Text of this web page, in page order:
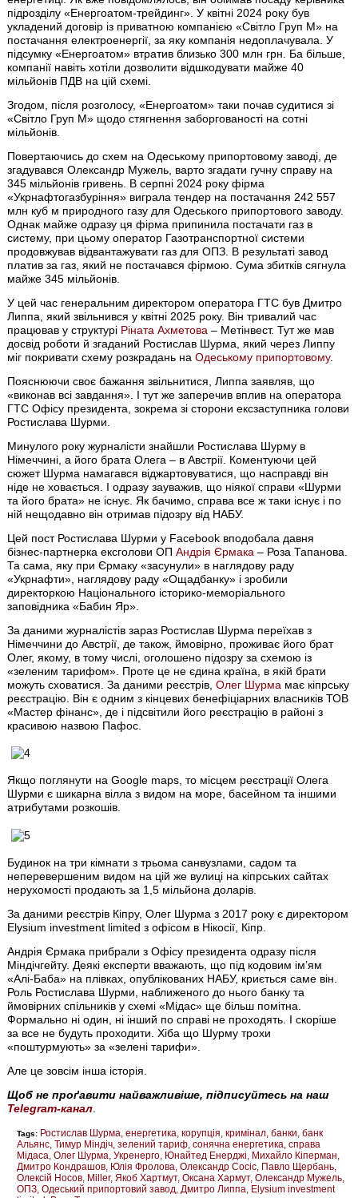
підрозділу «Енергоатом-трейдинг». У квітні 2024 року був
укладений договір із приватною компанією «Світло Груп М» на
постачання електроенергії, за яку компанія недоплачувала. У
підсумку «Енергоатом» втратив близько 300 млн грн. Ба більше,
компанії навіть хотіли дозволити відшкодувати майже 40
мільйонів ПДВ на цій схемі.
Згодом, після розголосу, «Енергоатом» таки почав судитися зі
«Світло Груп М» щодо стягнення заборгованості на сотні
мільйонів.
Повертаючись до схем на Одеському припортовому заводі, де
згадувався Олександр Мужель, варто згадати гучну справу на
345 мільйонів гривень. В серпні 2024 року фірма
«Укрнафтогазбуріння» виграла тендер на постачання 242 557
млн куб м природного газу для Одеського припортового заводу.
Однак майже одразу ця фірма припинила постачати газ в
систему, при цьому оператор Газотранспортної системи
продовжував відвантажувати газ для ОПЗ. В результаті завод
платив за газ, який не постачався фірмою. Сума збитків сягнула
майже 345 мільйонів.
У цей час генеральним директором оператора ГТС був Дмитро
Липпа, який звільнився у квітні 2025 року. Він тривалий час
працював у структурі Ріната Ахметова – Метінвест. Тут же мав
досвід роботи й згаданий Ростислав Шурма, який через Липпу
міг покривати схему розкрадань наОдеському припортовому.
Пояснюючи своє бажання звільнитися, Липпа заявляв, що
«виконав всі завдання». І тут же заперечив вплив на оператора
ГТС Офісу президента, зокрема зі сторони ексзаступника голови
Ростислава Шурми.
Минулого року журналісти знайшли Ростислава Шурму в
Німеччині, а його брата Олега – в Австрії. Коментуючи цей
сюжет Шурма намагався віджартовуватися, що насправді він
ніде не ховається. І одразу зауважив, що ніякої справи «Шурми
та його брата» не існує. Як бачимо, справа все ж таки існує і по
ній нещодавно він отримав підозру від НАБУ.
Цей пост Ростислава Шурми у Facebook вподобала давня
бізнес-партнерка ексголови ОПАндрія Єрмака – Роза Тапанова.
Та сама, яку при Єрмаку «засунули» в наглядову раду
«Укрнафти», наглядову раду «Ощадбанку» і зробили
директоркою Національного історико-меморіального
заповідника «Бабин Яр».
За даними журналістів зараз Ростислав Шурма переїхав з
Німеччини до Австрії, де також, ймовірно, проживає його брат
Олег, якому, в тому числі, оголошено підозру за схемою із
«зеленим тарифом». Проте це не єдина країна, в якій брати
можуть сховатися. За даними реєстрів,Олег Шурма має кіпрську
реєстрацію. Він є одним з кінцевих бенефіціарних власників ТОВ
«Мастер фінанс», де і підсвітили його реєстрацію в районі з
красивою назвою Пафос.
Якщо поглянути на Google maps, то місцем реєстрації Олега
Шурми є шикарна вілла з видом на море, басейном та іншими
атрибутами розкошів.
Будинок на три кімнати з трьома санвузлами, садом та
неперевершеним видом на цій же вулиці на кіпрських сайтах
нерухомості продають за 1,5 мільйона доларів.
За даними реєстрів Кіпру, Олег Шурма з 2017 року є директором
Elysium investment limited з офісом в Нікосії, Кіпр.
Андрія Єрмака прибрали з Офісу президента одразу після
Міндічгейту. Деякі експерти вважають, що під кодовим ім’ям
«Алі-Баба» на плівках, опублікованих НАБУ, криється саме він.
Роль Ростислава Шурми, наближеного до нього банку та
ймовірних спільників у схемі «Мідас» ще більш помітна.
Формально ні один, ні інший по справі не проходять. І скоріше
за все не будуть проходити. Хіба що Шурму трохи
«поштурмують» за «зелені тарифи».
Але це зовсім інша історія.
Щоб не проґавити найважливіше, підписуйтесь на наш
Telegram-канал
Tags: Ростислав Шурма енергетика корупція кримінал банки банк
Альянс Тимур Міндіч зелений тариф сонячна енергетика справа
Мідаса Олег Шурма Укренерго Юнайтед Енерджі
Михайло Кіперман
Дмитро Кондрашов Юлія Фролова Олександр Сосіс Павло Щербань
Олексій Носов Miller Якоб Хартмут Оксана Хармут Олександр Мужель
ОПЗ Одеський припортовий завод Дмитро Липпа Elysium investment